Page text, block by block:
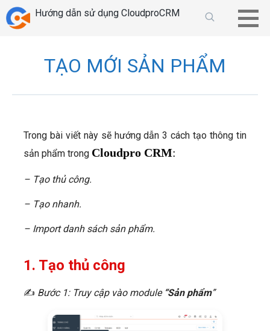
Chuyển
tới
Hướng dẫn sử dụng CloudproCRM
TẠO MỚI SẢN PHẨM
Trong bài viết này sẽ hướng dẫn 3 cách tạo thông tin
sản phẩm trong Cloudpro CRM:
– Tạo thủ công.
– Tạo nhanh.
– Import danh sách sản phẩm.
1. Tạo thủ công
✍ Bước 1: Truy cập vào module “Sản phẩm”